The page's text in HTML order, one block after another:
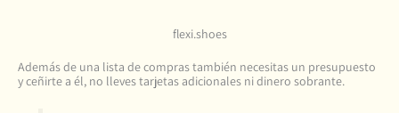
flexi.shoes
Además de una lista de compras también necesitas un presupuesto
y ceñirte a él, no lleves tarjetas adicionales ni dinero sobrante.